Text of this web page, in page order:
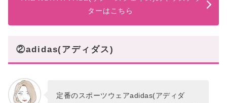
ターはこちら
②adidas(アディダス)
定番のスポーツウェアadidas(アディダ